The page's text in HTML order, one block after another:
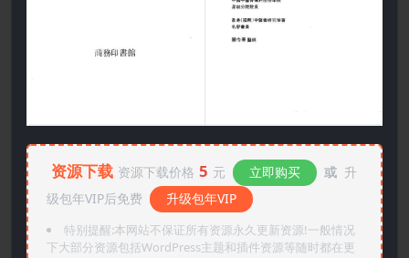
资源下载 资源下载价格 5 元 立即购买 或 升
级包年VIP后免费
升级包年VIP
特别提醒:本网站不保证所有资源永久更新资源!一般情况
下大部分资源包括WordPress主题和插件资源等随时都在更